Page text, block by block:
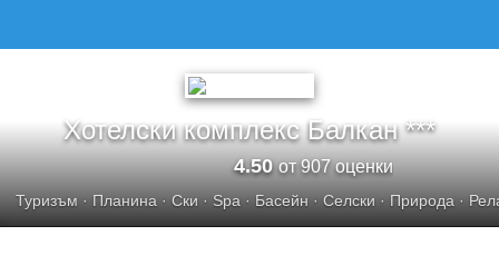
Хотелски комплекс Балкан ***
4.50от 907 оценки
Туризъм · Планина · Ски · Spa · Басейн · Селски · Природа ·